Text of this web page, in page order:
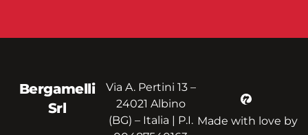
Bergamelli
Srl
Via A. Pertini 13 –
24021 Albino
(BG) – Italia | P.I. Made with love by